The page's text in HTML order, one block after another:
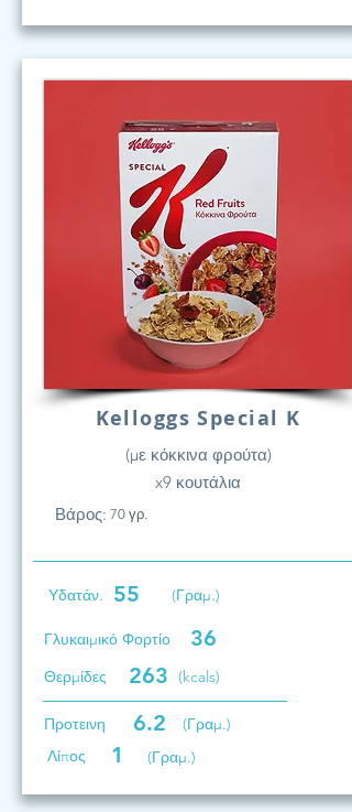
Kelloggs Special K
(με κόκκινα φρούτα)
x9 κουτάλια
Βάρος: 70 γρ.
Υδατάν. 55 (Γραμ.)
Γλυκαιμικό Φορτίο 36
Θερμίδες 263 (kcals)
Προτεινη 6.2
(Γραμ.)
Λίπος
1 (Γραμ.)